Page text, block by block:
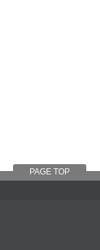
PAGE TOP